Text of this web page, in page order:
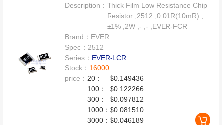
Description：Thick Film Low Resistance Chip
Resistor ,2512 ,0.01R(10mR) ,
±1% ,2W ,- ,- ,EVER-FCR
Brand： EVER
Spec：2512
Series： EVER-LCR
Stock： 16000
price：20：
$0.149436
100：
$0.122266
300：
$0.097812
1000：$0.081510
3000：$0.046189